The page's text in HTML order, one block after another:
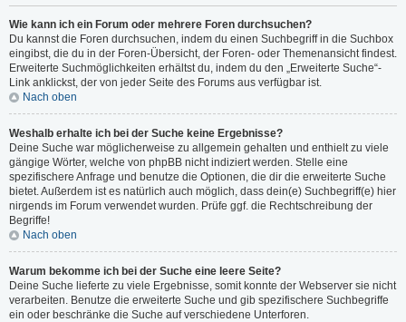
Wie kann ich ein Forum oder mehrere Foren durchsuchen?
Du kannst die Foren durchsuchen, indem du einen Suchbegriff in die Suchbox
eingibst, die du in der Foren-Übersicht, der Foren- oder Themenansicht findest.
Erweiterte Suchmöglichkeiten erhältst du, indem du den „Erweiterte Suche“-
Link anklickst, der von jeder Seite des Forums aus verfügbar ist.
Nach oben
Weshalb erhalte ich bei der Suche keine Ergebnisse?
Deine Suche war möglicherweise zu allgemein gehalten und enthielt zu viele
gängige Wörter, welche von phpBB nicht indiziert werden. Stelle eine
spezifischere Anfrage und benutze die Optionen, die dir die erweiterte Suche
bietet. Außerdem ist es natürlich auch möglich, dass dein(e) Suchbegriff(e) hier
nirgends im Forum verwendet wurden. Prüfe ggf. die Rechtschreibung der
Begriffe!
Nach oben
Warum bekomme ich bei der Suche eine leere Seite?
Deine Suche lieferte zu viele Ergebnisse, somit konnte der Webserver sie nicht
verarbeiten. Benutze die erweiterte Suche und gib spezifischere Suchbegriffe
ein oder beschränke die Suche auf verschiedene Unterforen.